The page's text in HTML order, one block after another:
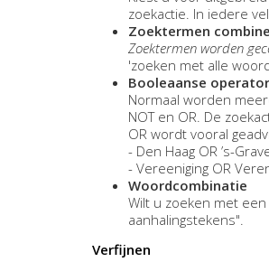
zoekactie. In iedere
Zoektermen
Zoektermen worden
'zoeken met alle
Booleaanse
Normaal worden
NOT en OR. De
OR wordt vooral
- Den Haag OR ’s-
- Vereeniging OR
Woordcombinatie
Wilt u zoeken met
aanhalingstekens".
Verfijnen